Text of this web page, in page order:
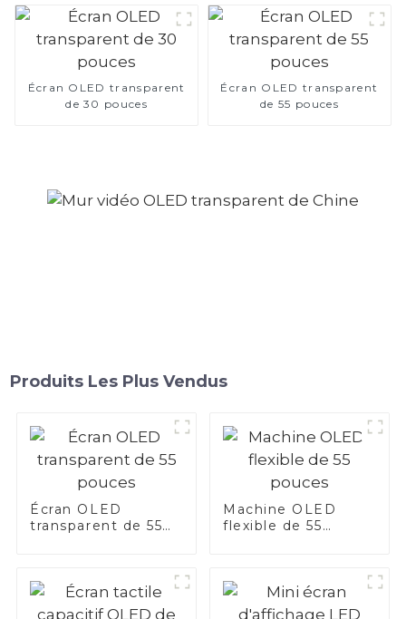
Nano Touch
Écran OLED transparent
de 30 pouces
Écran OLED transparent
de 55 pouces
Produits Les Plus Vendus
Écran OLED
transparent de 55
Machine OLED
flexible de 55